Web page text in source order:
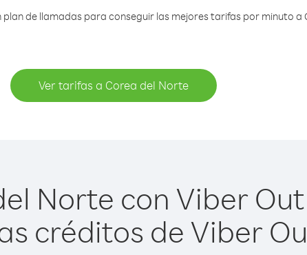
de llamadas para conseguir las mejores tarifas por minuto a
Ver tarifas a Corea del Norte
Norte con Viber
créditos de Viber